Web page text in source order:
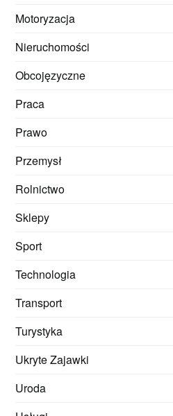
Motoryzacja
Nieruchomości
Obcojęzyczne
Praca
Prawo
Przemysł
Rolnictwo
Sklepy
Sport
Technologia
Transport
Turystyka
Ukryte Zajawki
Uroda